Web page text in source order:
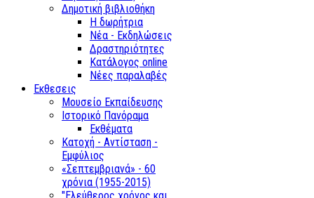
Δημοτική βιβλιοθήκη
Η δωρήτρια
Νέα - Εκδηλώσεις
Δραστηριότητες
Κατάλογος online
Νέες παραλαβές
Εκθεσεις
Μουσείο Εκπαίδευσης
Ιστορικό Πανόραμα
Εκθέματα
Κατοχή - Αντίσταση -
Εμφύλιος
«Σεπτεμβριανά» - 60
χρόνια (1955-2015)